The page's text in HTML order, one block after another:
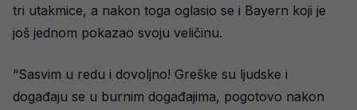
tri utakmice, a nakon toga oglasio se i Bayern koji je
još jednom pokazao svoju veličinu.
“Sasvim u redu i dovoljno! Greške su ljudske i
događaju se u burnim događajima, pogotovo nakon